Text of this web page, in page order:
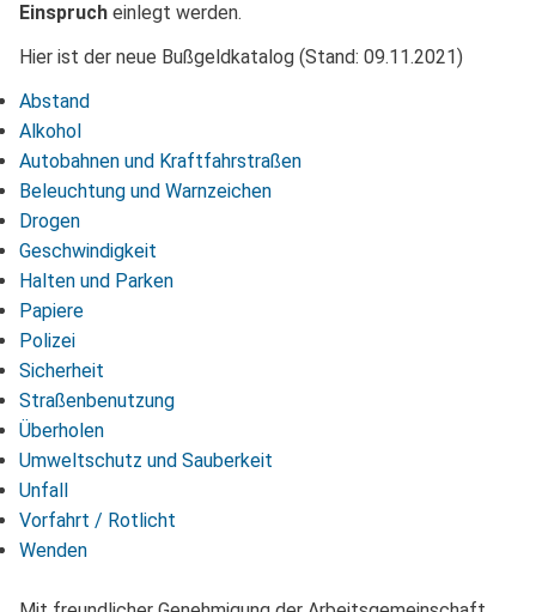
Einspruch einlegt werden.
Hier ist der neue Bußgeldkatalog (Stand: 09.11.2021)
Abstand
Alkohol
Autobahnen und Kraftfahrstraßen
Beleuchtung und Warnzeichen
Drogen
Geschwindigkeit
Halten und Parken
Papiere
Polizei
Sicherheit
Straßenbenutzung
Überholen
Umweltschutz und Sauberkeit
Unfall
Vorfahrt / Rotlicht
Wenden